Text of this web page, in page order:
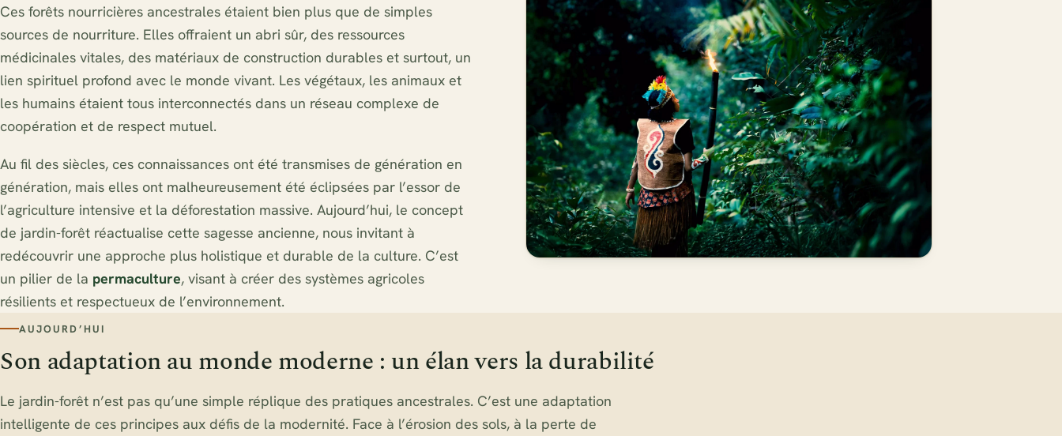
Ces forêts nourricières ancestrales étaient bien plus que de simples
sources de nourriture. Elles offraient un abri sûr, des ressources
médicinales vitales, des matériaux de construction durables et surtout, un
lien spirituel profond avec le monde vivant. Les végétaux, les animaux et
les humains étaient tous interconnectés dans un réseau complexe de
coopération et de respect mutuel.
Au fil des siècles, ces connaissances ont été transmises de génération en
génération, mais elles ont malheureusement été éclipsées par l’essor de
l’agriculture intensive et la déforestation massive. Aujourd’hui, le concept
de jardin-forêt réactualise cette sagesse ancienne, nous invitant à
redécouvrir une approche plus holistique et durable de la culture. C’est
un pilier de la permaculture, visant à créer des systèmes agricoles
résilients et respectueux de l’environnement.
AUJOURD’HUI
Son adaptation au monde moderne : un élan vers la durabilité
Le jardin-forêt n’est pas qu’une simple réplique des pratiques ancestrales. C’est une adaptation
intelligente de ces principes aux défis de la modernité. Face à l’érosion des sols, à la perte de